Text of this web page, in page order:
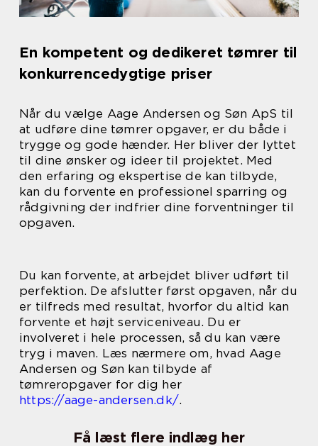
En kompetent og dedikeret tømrer til
konkurrencedygtige priser
Når du vælge Aage Andersen og Søn ApS til
at udføre dine tømrer opgaver, er du både i
trygge og gode hænder. Her bliver der lyttet
til dine ønsker og ideer til projektet. Med
den erfaring og ekspertise de kan tilbyde,
kan du forvente en professionel sparring og
rådgivning der indfrier dine forventninger til
opgaven.
Du kan forvente, at arbejdet bliver udført til
perfektion. De afslutter først opgaven, når du
er tilfreds med resultat, hvorfor du altid kan
forvente et højt serviceniveau. Du er
involveret i hele processen, så du kan være
tryg i maven. Læs nærmere om, hvad Aage
Andersen og Søn kan tilbyde af
tømreropgaver for dig her
https://aage-andersen.dk/.
Få læst flere indlæg her